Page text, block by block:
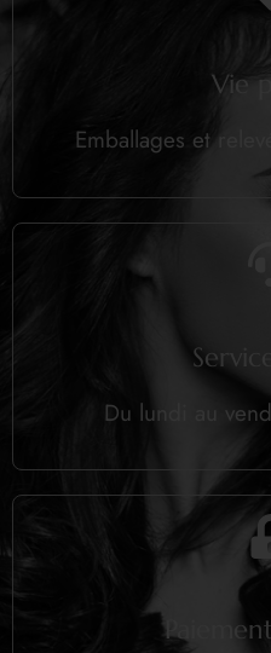
Vie
Emballages et
Du lundi au